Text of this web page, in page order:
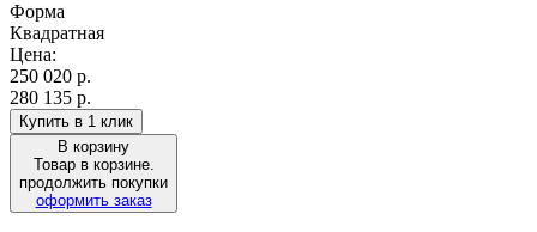
Форма
Квадратная
Цена:
250 020 р.
280 135 р.
Купить в 1 клик
В корзину
Товар в корзине.
продолжить покупки
оформить заказ